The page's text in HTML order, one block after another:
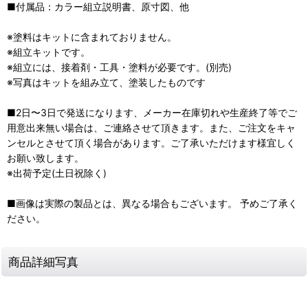
■付属品：カラー組立説明書、原寸図、他
※塗料はキットに含まれておりません。
※組立キットです。
※組立には、接着剤・工具・塗料が必要です。(別売)
※写真はキットを組み立て、塗装したものです
■2日〜3日で発送になります、メーカー在庫切れや生産終了等でご
用意出来無い場合は、ご連絡させて頂きます。また、ご注文をキャ
ンセルとさせて頂く場合があります。ご了承いただけます様宜しく
お願い致します。
※出荷予定(土日祝除く)
■画像は実際の製品とは、異なる場合もございます。 予めご了承く
ださい。
商品詳細写真